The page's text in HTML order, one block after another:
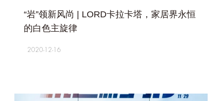
“岩”领新风尚 | LORD卡拉卡塔，家居界永恒
的白色主旋律
2020-12-16